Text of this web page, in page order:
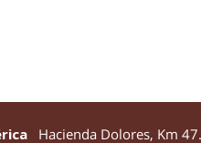
Hacienda Dolores, Km